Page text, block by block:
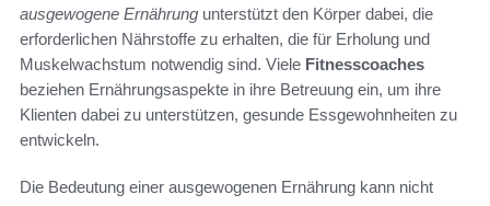
ausgewogene Ernährung unterstützt den Körper dabei, die
erforderlichen Nährstoffe zu erhalten, die für Erholung und
Muskelwachstum notwendig sind. Viele Fitnesscoaches
beziehen Ernährungsaspekte in ihre Betreuung ein, um ihre
Klienten dabei zu unterstützen, gesunde Essgewohnheiten zu
entwickeln.
Die Bedeutung einer ausgewogenen Ernährung kann nicht